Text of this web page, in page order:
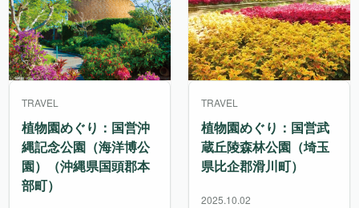
TRAVEL
植物園めぐり：国営沖
縄記念公園（海洋博公
園）（沖縄県国頭郡本
部町）
TRAVEL
植物園めぐり：国営武
蔵丘陵森林公園（埼玉
県比企郡滑川町）
2025.10.02